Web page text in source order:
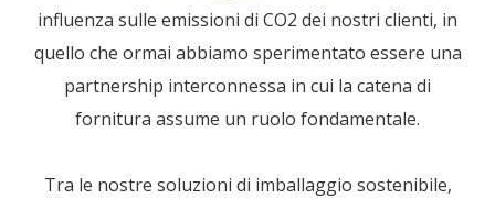
influenza sulle emissioni di CO2 dei nostri clienti, in
quello che ormai abbiamo sperimentato essere una
partnership interconnessa in cui la catena di
fornitura assume un ruolo fondamentale.
Tra le nostre soluzioni di imballaggio sostenibile,